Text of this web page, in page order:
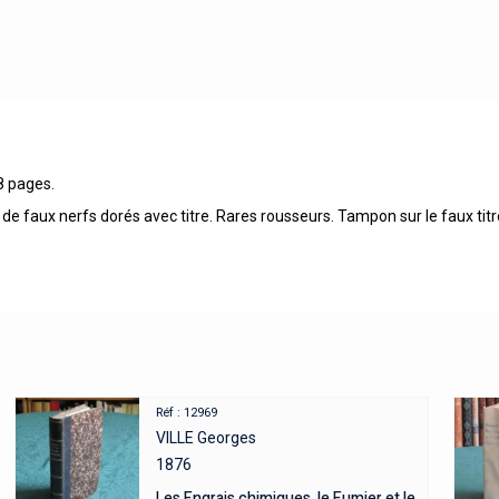
pages.
faux nerfs dorés avec titre. Rares rousseurs. Tampon sur le faux
Réf : 12969
VILLE Georges
1876